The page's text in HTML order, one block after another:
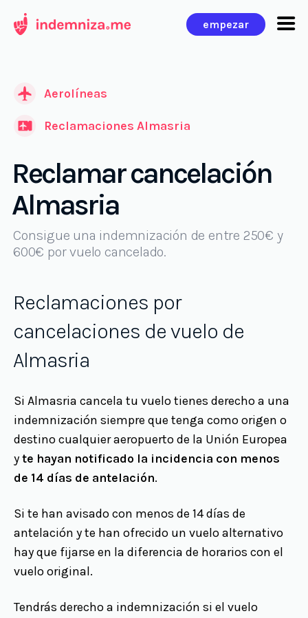
empezar
Aerolíneas
Reclamaciones Almasria
Reclamar cancelación
Almasria
Consigue una indemnización de entre 250€ y
600€ por vuelo cancelado.
Reclamaciones por
cancelaciones de vuelo de
Almasria
Si Almasria cancela tu vuelo tienes derecho a una
indemnización siempre que tenga como origen o
destino cualquier aeropuerto de la Unión Europea
yte hayan notificado la incidencia con menos
de 14 días de antelación.
Si te han avisado con menos de 14 días de
antelación y te han ofrecido un vuelo alternativo
hay que fijarse en la diferencia de horarios con el
vuelo original.
Tendrás derecho a indemnización si el vuelo